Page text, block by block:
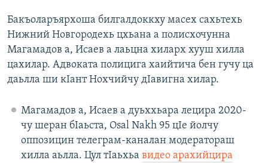
Бакъоларъярхоша билгалдоккху масех сахьтехь
Нижний Новгородехь цхьана а полисхочунна
Магамадов а, Исаев а лаьцна хиларх хууш хилла
цахилар. Адвоката полицига хаийтича бен гучу ца
даьлла ши кIант Нохчийчу дIавигна хилар.
Магамадов а, Исаев а дуьххьара лецира 2020-
чу шеран бIаьста, Osal Nakh 95 цIе йолчу
оппозицин телеграм-каналан модератораш
хилла аьлла. Цул тIаьхьа видео арахийцира